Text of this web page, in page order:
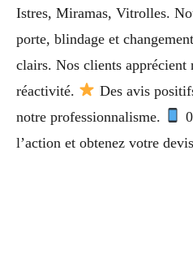
Istres, Miramas, Vitrolles.
porte, blindage et
clairs. Nos clients apprécient
réactivité.
Des avis
notre professionnalisme.
l’action et obtenez votre